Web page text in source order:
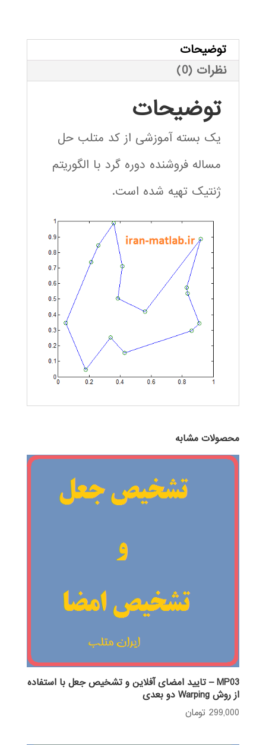
گرد
با
الگوریتم
ژنتیک
عدد
توضیحات
نظرات (0)
توضیحات
یک بسته آموزشی از کد متلب حل
مساله فروشنده دوره گرد با الگوریتم
ژنتیک تهیه شده است.
محصولات مشابه
MP03 – تایید امضای آفلاین و تشخیص جعل با استفاده
از روش Warping دو بعدی
299,000 تومان